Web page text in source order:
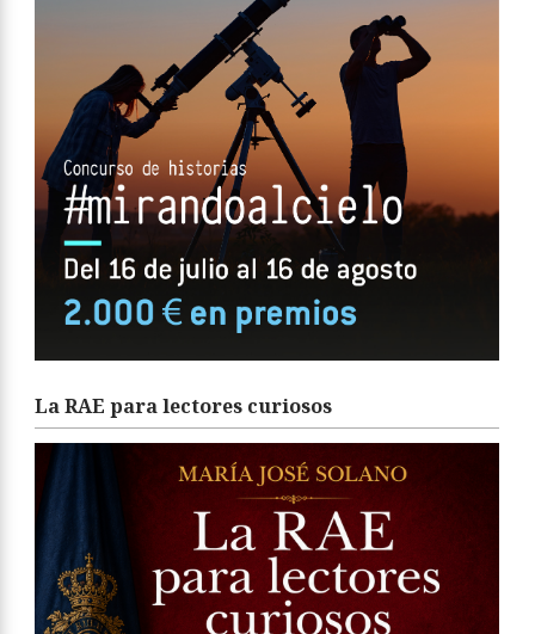
La RAE para lectores curiosos